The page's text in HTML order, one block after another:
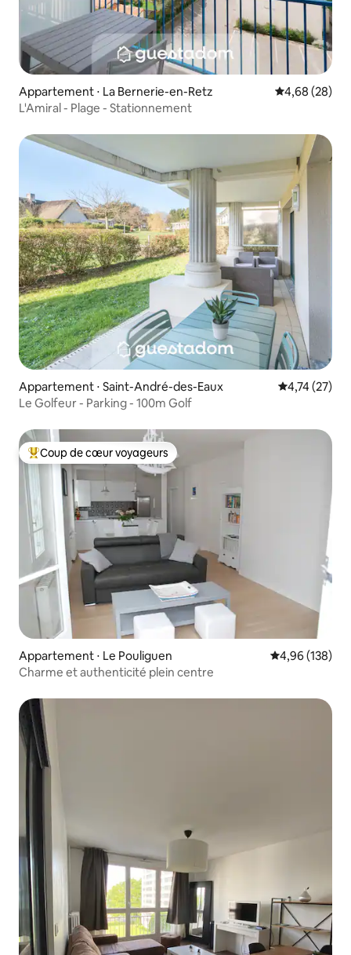
Appartement ⋅ La Bernerie-en-Retz Évaluation
4,68 (28)
L'Amiral - Plage - Stationnement
Appartement ⋅ Saint-André-des-Eaux Évaluation
4,74 (27)
Le Golfeur - Parking - 100m Golf
Coups de cœur voyageurs les plus appréciés
Coup de cœur voyageurs
Appartement ⋅ Le Pouliguen Évaluation
4,96 (138)
Charme et authenticité plein centre